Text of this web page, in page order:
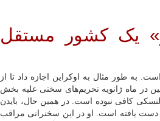
یک کشور مستقل
به طور مثال به اوکراین اجازه داد تا از
در ماه ژانویه تحریم‌های سختی علیه بخش
کافی نبوده است. در همین حال، بایدن
دست یافته است. او در این سخنرانی مراقب